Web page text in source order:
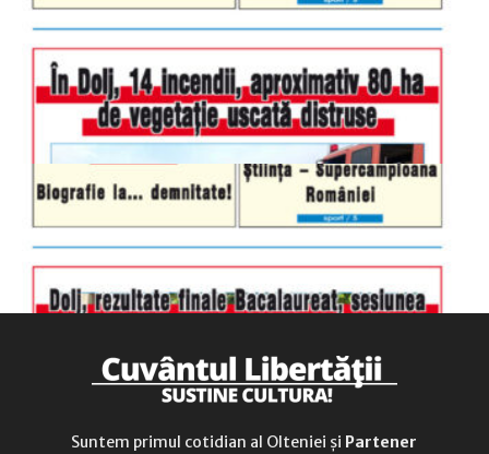
luni-vineri
9.00 - 17.00
duminică
9.00 - 12.00
Suntem primul cotidian al Olteniei și Partener